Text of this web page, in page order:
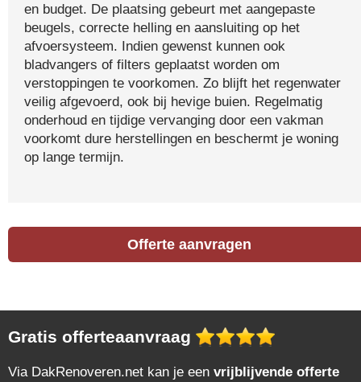
en budget. De plaatsing gebeurt met aangepaste
beugels, correcte helling en aansluiting op het
afvoersysteem. Indien gewenst kunnen ook
bladvangers of filters geplaatst worden om
verstoppingen te voorkomen. Zo blijft het regenwater
veilig afgevoerd, ook bij hevige buien. Regelmatig
onderhoud en tijdige vervanging door een vakman
voorkomt dure herstellingen en beschermt je woning
op lange termijn.
Offerte aanvragen
Gratis offerteaanvraag
Via DakRenoveren.net kan je een vrijblijvende offerte